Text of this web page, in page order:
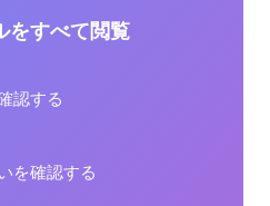
をすべて閲覧
認する
を確認する